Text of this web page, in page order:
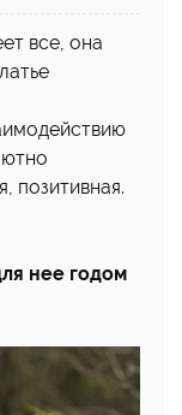
все, она
позитивная.
нее годом